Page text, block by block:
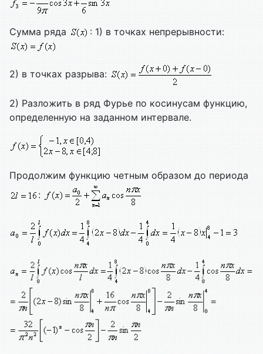
Сумма ряда : 1) в точках непрерывности:
2) в точках разрыва:
2) Разложить в ряд Фурье по косинусам функцию,
определенную на заданном интервале.
Продолжим функцию четным образом до периода
: